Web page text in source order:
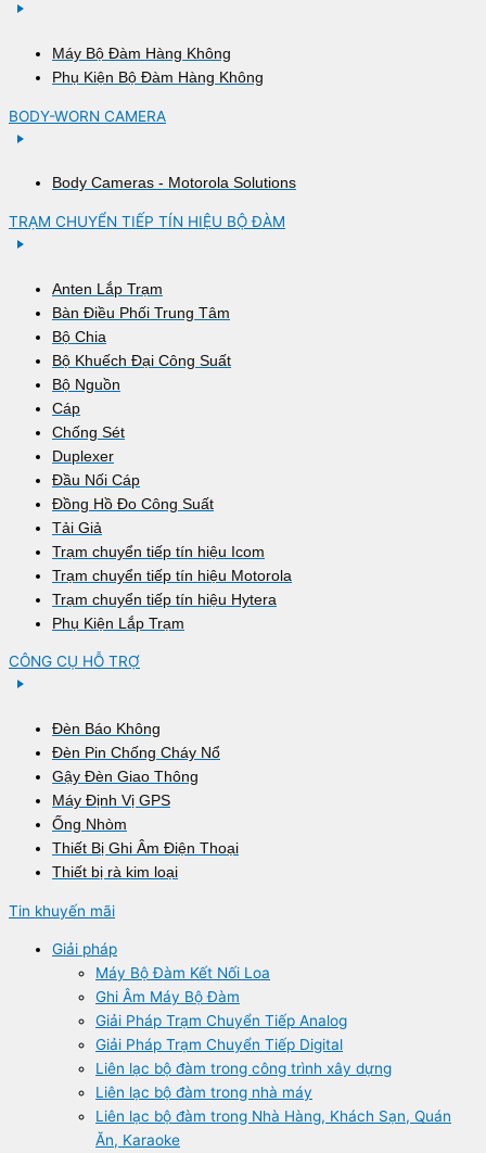
Máy Bộ Đàm Hàng Không
Phụ Kiện Bộ Đàm Hàng Không
BODY-WORN CAMERA
Body Cameras - Motorola Solutions
TRẠM CHUYỂN TIẾP TÍN HIỆU BỘ ĐÀM
Anten Lắp Trạm
Bàn Điều Phối Trung Tâm
Bộ Chia
Bộ Khuếch Đại Công Suất
Bộ Nguồn
Cáp
Chống Sét
Duplexer
Đầu Nối Cáp
Đồng Hồ Đo Công Suất
Tải Giả
Trạm chuyển tiếp tín hiệu Icom
Trạm chuyển tiếp tín hiệu Motorola
Trạm chuyển tiếp tín hiệu Hytera
Phụ Kiện Lắp Trạm
CÔNG CỤ HỖ TRỢ
Đèn Báo Không
Đèn Pin Chống Cháy Nổ
Gậy Đèn Giao Thông
Máy Định Vị GPS
Ống Nhòm
Thiết Bị Ghi Âm Điện Thoại
Thiết bị rà kim loại
Tin khuyến mãi
Giải pháp
Máy Bộ Đàm Kết Nối Loa
Ghi Âm Máy Bộ Đàm
Giải Pháp Trạm Chuyển Tiếp Analog
Giải Pháp Trạm Chuyển Tiếp Digital
Liên lạc bộ đàm trong công trình xây dựng
Liên lạc bộ đàm trong nhà máy
Liên lạc bộ đàm trong Nhà Hàng, Khách Sạn, Quán
Ăn, Karaoke